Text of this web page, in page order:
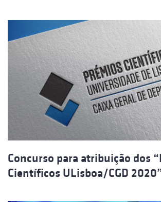
Concurso para atribuição dos
Científicos ULisboa/CGD